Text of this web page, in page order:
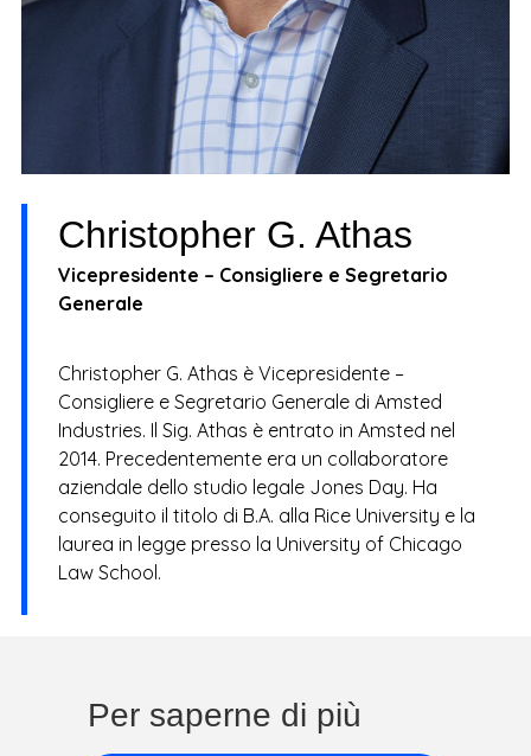
Christopher G. Athas
Vicepresidente – Consigliere e Segretario
Generale
Christopher G. Athas è Vicepresidente –
Consigliere e Segretario Generale di Amsted
Industries. Il Sig. Athas è entrato in Amsted nel
2014. Precedentemente era un collaboratore
aziendale dello studio legale Jones Day. Ha
conseguito il titolo di B.A. alla Rice University e la
laurea in legge presso la University of Chicago
Law School.
Per saperne di più